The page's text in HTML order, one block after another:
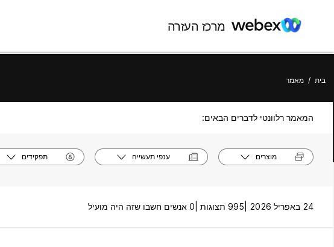
מרכז העזרה
בית / מאמר
המאמר רלוונטי לדברים הבאים:
מוצרים ענפי תעשייה תפקידים
24 באפריל 2026 | 995 תצוגות | 0 אנשים חשבו שזה היה מועיל